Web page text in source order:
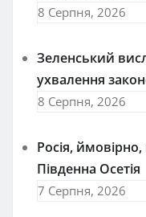
8 Серпня, 2026
Зеленський
ухвалення
8 Серпня, 2026
Росія,
Південна Осетія
7 Серпня, 2026